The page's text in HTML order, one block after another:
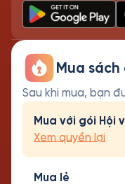
Mua
Sau khi mua, bạn
Mua với gói Hội
Xem quyền lợi
Mua lẻ